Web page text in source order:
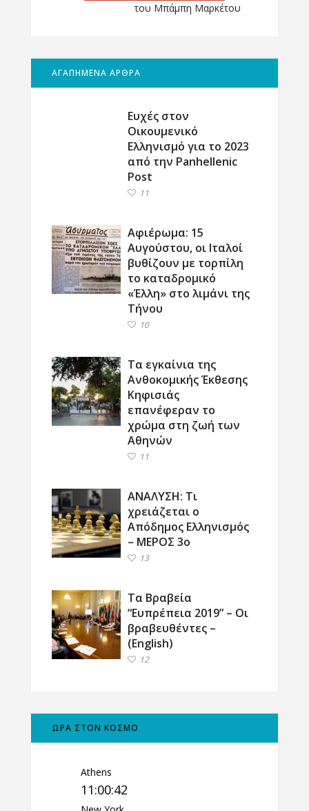
του Μπάμπη Μαρκέτου
ΑΓΑΠΗΜΕΝΑ ΑΡΘΡΑ
Ευχές στον
Οικουμενικό
Ελληνισμό για το 2023
από την Panhellenic
Post
11
Αφιέρωμα: 15
Αυγούστου, οι Ιταλοί
βυθίζουν με τορπίλη
το καταδρομικό
«Έλλη» στο λιμάνι της
Τήνου
10
Τα εγκαίνια της
Ανθοκομικής Έκθεσης
Κηφισιάς
επανέφεραν το
χρώμα στη ζωή των
Αθηνών
11
ΑΝΑΛΥΣΗ: Τι
χρειάζεται ο
Απόδημος Ελληνισμός
– ΜΕΡΟΣ 3ο
13
Τα Βραβεία
“Ευπρέπεια 2019” – Οι
βραβευθέντες –
(English)
12
ΩΡΑ ΣΤΟΝ ΚΟΣΜΟ
Athens
11:00:42